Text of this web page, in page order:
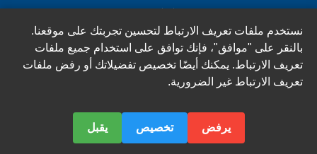
2a11
2a12
2024
3003
5052
5005
5182
6061
8079
8006
نستخدم ملفات تعريف الارتباط لتحسين تجربتك على موقعنا.
بالنقر على "موافق"، فإنك توافق على استخدام جميع ملفات
تعريف الارتباط. يمكنك أيضًا تخصيص تفضيلاتك أو رفض ملفات
تعريف الارتباط غير الضرورية.
يرفض تخصيص يقبل